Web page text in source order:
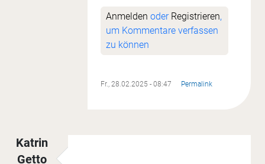
Anmelden oder Registrieren,
um Kommentare verfassen
zu können
Fr., 28.02.2025 - 08:47 Permalink
Katrin
Getto